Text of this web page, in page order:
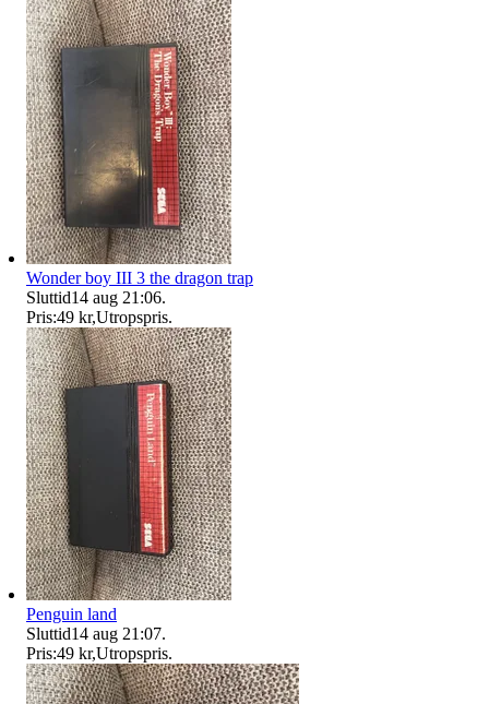
Wonder boy III 3 the dragon trap
Sluttid14 aug 21:06.
Pris:49 kr,Utropspris.
Penguin land
Sluttid14 aug 21:07.
Pris:49 kr,Utropspris.